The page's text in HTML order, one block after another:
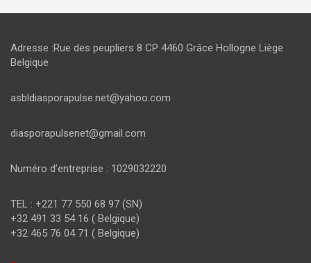
Adresse :Rue des peupliers 8 CP 4460 Grâce Hollogne Liège
Belgique
asbldiasporapulse.net@yahoo.com
diasporapulsenet@gmail.com
Numéro d’entreprise : 1029032220
TEL : +221 77 550 68 97 (SN)
+32 491 33 54 16 ( Belgique)
+32 465 76 04 71 ( Belgique)